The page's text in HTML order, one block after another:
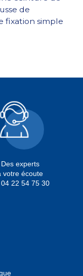
de
fixation simple
Des experts
votre écoute
22 54 75 30